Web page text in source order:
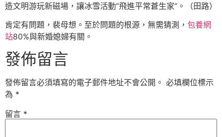
造文明游玩新磁場，讓冰雪活動“飛進平常蒼生家”。（田路）
肯定有問題，裴母想。至於問題的根源，無需猜測， 包養網
站80%與新婚媳婦有關。
發佈留言
發佈留言必須填寫的電子郵件地址不會公開。 必填欄位標示
為 *
留言 *